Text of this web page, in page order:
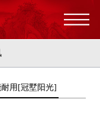
用[冠墅阳光]